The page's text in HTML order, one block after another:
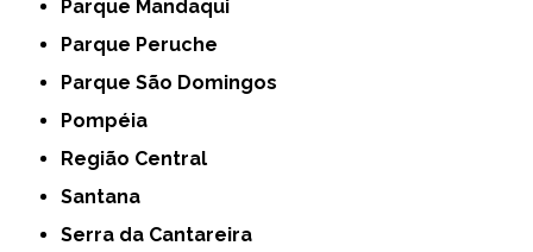
Parque Mandaqui
Parque Peruche
Parque São Domingos
Pompéia
Região Central
Santana
Serra da Cantareira